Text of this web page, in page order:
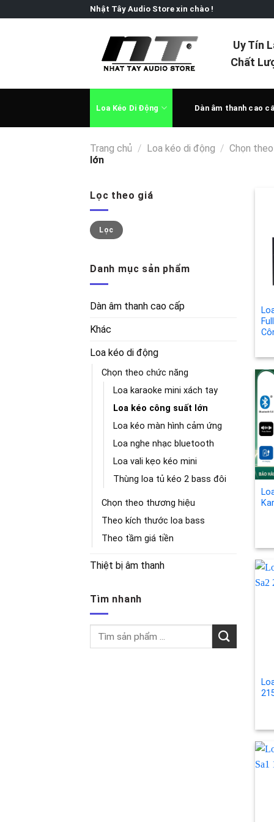
to
Nhật Tây Audio Store xin chào !
Uy Tín
Chất
Loa Kéo Di Động Dàn âm thanh cao
Trang chủ / Loa kéo di động / Chọn
lớn
Lọc theo giá
Giá
thấp
nhất
Giá
cao
nhất
Lọc
Danh mục sản phẩm
Dàn âm thanh cao cấp
Khác
Loa kéo di động
Chọn theo chức năng
Loa karaoke mini xách tay
Loa kéo công suất lớn
Loa kéo màn hình cảm ứng
Loa nghe nhạc bluetooth
Loa vali kẹo kéo mini
Thùng loa tủ kéo 2 bass đôi
Chọn theo thương hiệu
Theo kích thước loa bass
Theo tầm giá tiền
Thiệt bị âm thanh
Tìm nhanh
Tìm
kiếm: